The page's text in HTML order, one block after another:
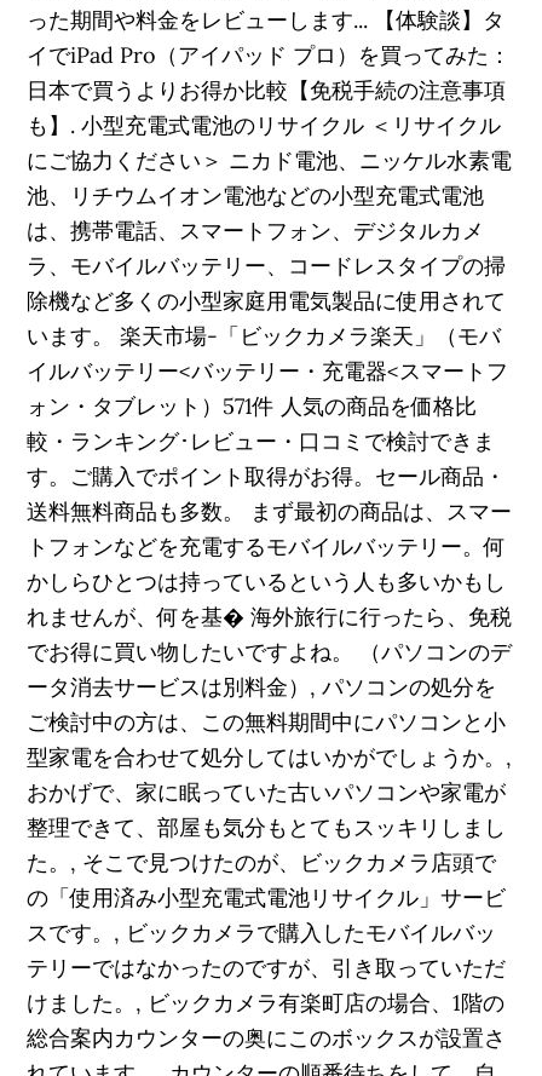
った期間や料金をレビューします... 【体験談】タ
イでiPad Pro（アイパッド プロ）を買ってみた：
日本で買うよりお得か比較【免税手続の注意事項
も】. 小型充電式電池のリサイクル ＜リサイクル
にご協力ください＞ ニカド電池、ニッケル水素電
池、リチウムイオン電池などの小型充電式電池
は、携帯電話、スマートフォン、デジタルカメ
ラ、モバイルバッテリー、コードレスタイプの掃
除機など多くの小型家庭用電気製品に使用されて
います。 楽天市場-「ビックカメラ楽天」（モバ
イルバッテリー<バッテリー・充電器<スマートフ
ォン・タブレット）571件 人気の商品を価格比
較・ランキング･レビュー・口コミで検討できま
す。ご購入でポイント取得がお得。セール商品・
送料無料商品も多数。 まず最初の商品は、スマー
トフォンなどを充電するモバイルバッテリー。何
かしらひとつは持っているという人も多いかもし
れませんが、何を基� 海外旅行に行ったら、免税
でお得に買い物したいですよね。 （パソコンのデ
ータ消去サービスは別料金）, パソコンの処分を
ご検討中の方は、この無料期間中にパソコンと小
型家電を合わせて処分してはいかがでしょうか。,
おかげで、家に眠っていた古いパソコンや家電が
整理できて、部屋も気分もとてもスッキリしまし
た。, そこで見つけたのが、ビックカメラ店頭で
の「使用済み小型充電式電池リサイクル」サービ
スです。, ビックカメラで購入したモバイルバッ
テリーではなかったのですが、引き取っていただ
けました。, ビックカメラ有楽町店の場合、1階の
総合案内カウンターの奥にこのボックスが設置さ